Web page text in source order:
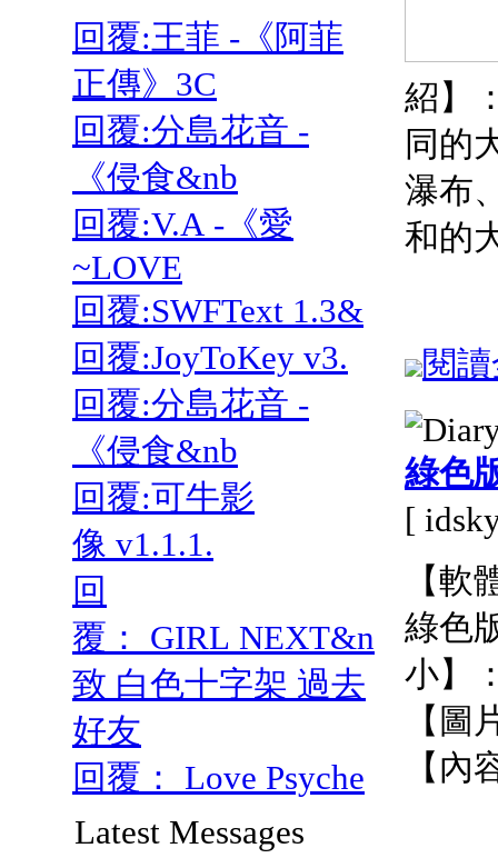
回覆:王菲 -《阿菲
正傳》3C
回覆:分島花音 -
《侵食&nb
回覆:V.A -《愛
~LOVE
回覆:SWFText 1.3&
回覆:JoyToKey v3.
回覆:分島花音 -
《侵食&nb
回覆:可牛影
像 v1.1.1.
回
覆： GIRL NEXT&n
致 白色十字架 過去
好友
回覆： Love Psyche
Latest Messages
紹】
同的
瀑布
和的
閱
綠色
[
【軟
綠色
小】
【圖
【內